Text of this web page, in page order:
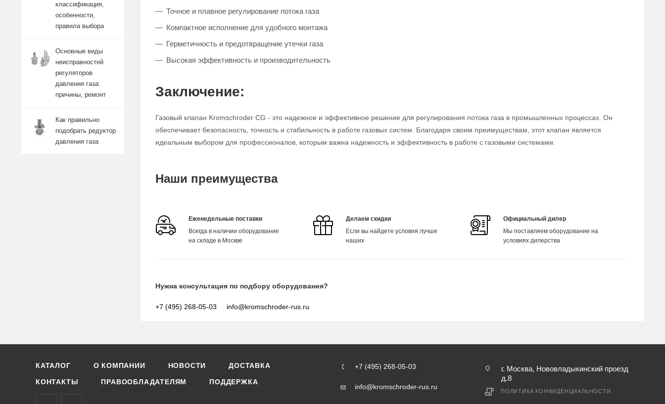
Точное и плавное регулирование потока газа
Компактное исполнение для удобного монтажа
Герметичность и предотвращение утечки газа
Высокая эффективность и производительность
Заключение:
Газовый клапан Kromschroder CG - это надежное и эффективное решение для регулирования потока газа в промышленных процессах. Он
обеспечивает безопасность, точность и стабильность в работе газовых систем. Благодаря своим преимуществам, этот клапан является
идеальным выбором для профессионалов, которым важна надежность и эффективность в работе с газовыми системами.
Наши преимущества
Еженедельные поставки
Всегда в наличии оборудование
на складе в Москве
Делаем скидки
Если вы найдете условия лучше
наших
Официальный дилер
Мы поставляем оборудование на
условиях дилерства
Нужна консультация по подбору оборудования?
+7 (495) 268-05-03 info@kromschroder-rus.ru
классификация,
особенности,
правила выбора
Основные виды
неисправностей
регуляторов
давления газа:
причины, ремонт
Как правильно
подобрать редуктор
давления газа
КАТАЛОГ О КОМПАНИИ НОВОСТИ ДОСТАВКА
КОНТАКТЫ ПРАВООБЛАДАТЕЛЯМ ПОДДЕРЖКА
+7 (495) 268-05-03
info@kromschroder-rus.ru
г. Москва, Нововладыкинский проезд
д.8
ПОЛИТИКА КОНФИДЕНЦИАЛЬНОСТИ